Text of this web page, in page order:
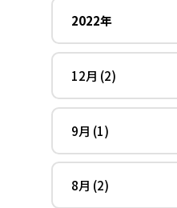
2022年
12月 (2)
9月 (1)
8月 (2)